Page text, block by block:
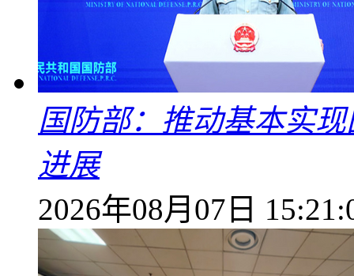
国防部：推动基本实
进展
2026年08月07日